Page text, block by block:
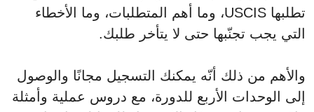
تطلبها USCIS، وما أهم المتطلبات، وما الأخطاء
التي يجب تجنّبها حتى لا يتأخر طلبك.
والأهم من ذلك أنّه يمكنك التسجيل مجانًا والوصول
إلى الوحدات الأربع للدورة، مع دروس عملية وأمثلة